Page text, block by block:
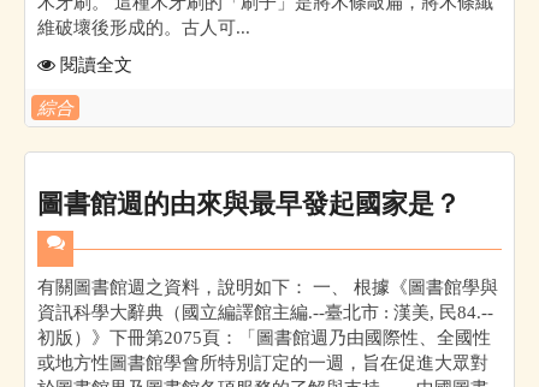
維破壞後形成的。古人可...
閱讀全文
綜合
圖書館週的由來與最早發起國家是？
有關圖書館週之資料，說明如下： 一、 根據《圖書館學與
資訊科學大辭典（國立編譯館主編.--臺北市 : 漢美, 民84.--
初版）》下冊第2075頁：「圖書館週乃由國際性、全國性
或地方性圖書館學會所特別訂定的一週，旨在促進大眾對